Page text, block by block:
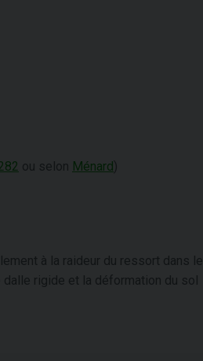
ou selon Ménard)
à la raideur du ressort dans le
dalle rigide et la déformation du sol